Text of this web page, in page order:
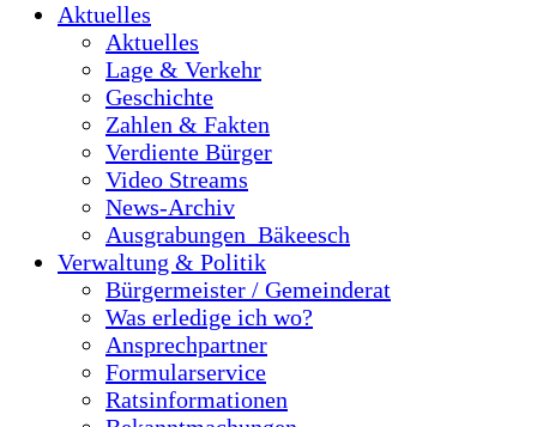
Aktuelles
Aktuelles
Lage & Verkehr
Geschichte
Zahlen & Fakten
Verdiente Bürger
Video Streams
News-Archiv
Ausgrabungen_Bäkeesch
Verwaltung & Politik
Bürgermeister / Gemeinderat
Was erledige ich wo?
Ansprechpartner
Formularservice
Ratsinformationen